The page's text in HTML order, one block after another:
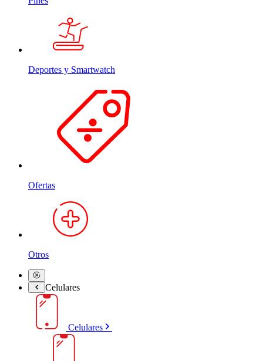
Deportes y Smartwatch
Ofertas
Otros
Celulares
Celulares